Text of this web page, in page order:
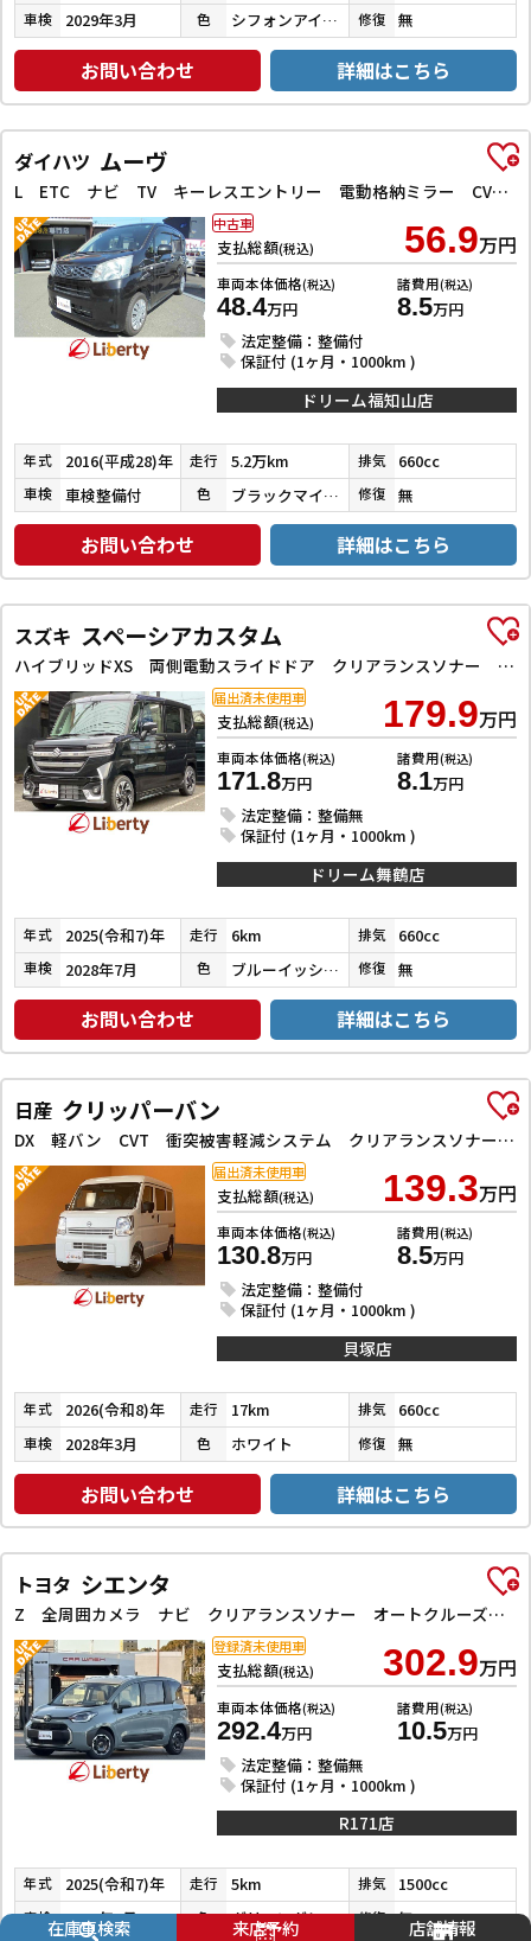
車検 2029年3月 色 シフォンアイボリーＭ２ブラック２ＴＲ 修復 無
お問い合わせ 詳細はこちら
ダイハツ ムーヴ
L ETC ナビ TV キーレスエントリー 電動格納ミラー CVT 盗難防止システム ABS ESC CD Bluetooth 衝突安全ボディ エアコン パワーステアリング パワーウィンドウ
支払総額(税込) 56.9万円
車両本体価格(税込)
48.4万円
諸費用(税込)
8.5万円
法定整備：整備付
保証付 (1ヶ月・1000km )
中古車
ドリーム福知山店
年式 2016(平成28)年 走行 5.2万km 排気 660cc
車検 車検整備付 色 ブラックマイカメタリック 修復 無
お問い合わせ 詳細はこちら
スズキ スペーシアカスタム
ハイブリッドXS 両側電動スライドドア クリアランスソナー オートクルーズコントロール レーンアシスト 衝突被害軽減システム オートライト LEDヘッドランプ スマートキー アイドリングストップ 電動格納ミラー
支払総額(税込) 179.9万円
車両本体価格(税込)
171.8万円
諸費用(税込)
8.1万円
法定整備：整備無
保証付 (1ヶ月・1000km )
届出済未使用車
ドリーム舞鶴店
年式 2025(令和7)年 走行 6km 排気 660cc
車検 2028年7月 色 ブルーイッシュブラックパール３ 修復 無
お問い合わせ 詳細はこちら
日産 クリッパーバン
DX 軽バン CVT 衝突被害軽減システム クリアランスソナー レーンアシスト 両側スライドドア アイドリングストップ オートライト ESC エアコン パワーウィンドウ 運転席エアバッグ 助手席エアバッグ
支払総額(税込) 139.3万円
車両本体価格(税込)
130.8万円
諸費用(税込)
8.5万円
法定整備：整備付
保証付 (1ヶ月・1000km )
届出済未使用車
貝塚店
年式 2026(令和8)年 走行 17km 排気 660cc
車検 2028年3月 色 ホワイト 修復 無
お問い合わせ 詳細はこちら
トヨタ シエンタ
Z 全周囲カメラ ナビ クリアランスソナー オートクルーズコントロール レーンアシスト 衝突被害軽減システム 両側スライドドア オートライト LEDヘッドランプ スマートキー 3列シート CVT USB
支払総額(税込) 302.9万円
車両本体価格(税込)
292.4万円
諸費用(税込)
10.5万円
法定整備：整備無
保証付 (1ヶ月・1000km )
登録済未使用車
R171店
年式 2025(令和7)年 走行 5km 排気 1500cc
車検 2027年2月 色 グリーングレー 修復 無
在庫車検索 来店予約 店舗情報